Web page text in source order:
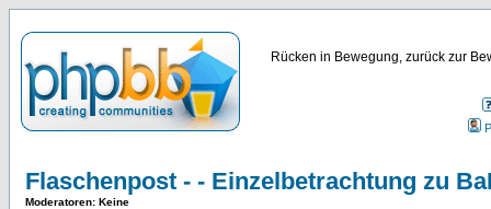
Rücken in Bewegung, zurück zur
Flaschenpost - - Einzelbetrachtung zu
Moderatoren: Keine